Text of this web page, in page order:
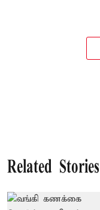
Related Stories